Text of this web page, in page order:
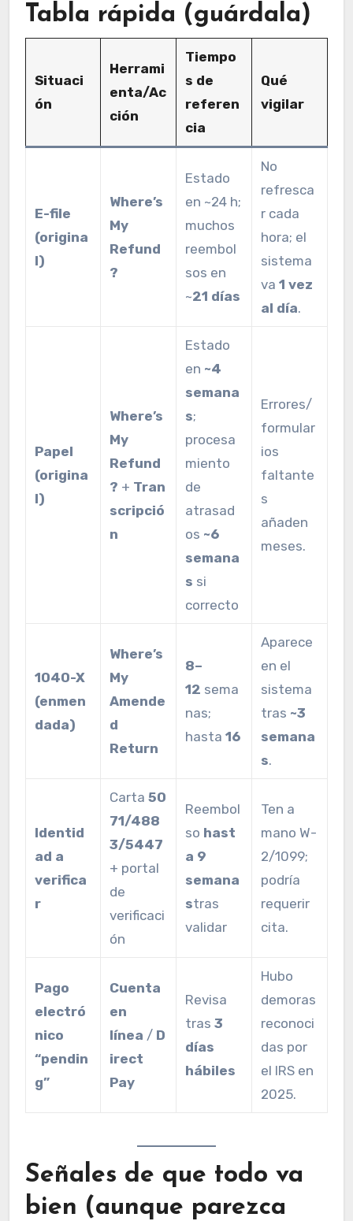
Tabla rápida (guárdala)
Situaci
ón
Herrami
enta/Ac
ción
Tiempo
s de
referen
cia
Qué
vigilar
E-file
(origina
l)
Where’s
My
Refund
?
Estado
en ~24 h;
muchos
reembol
sos en
~21 días
No
refresca
r cada
hora; el
sistema
va1 vez
al día.
Papel
(origina
l)
Where’s
My
Refund
? + Tran
scripció
n
Estado
en ~4
semana
s;
procesa
miento
de
atrasad
os ~6
semana
s si
correcto
Errores/
formular
ios
faltante
s
añaden
meses.
1040-X
(enmen
dada)
Where’s
My
Amende
d
Return
8–
12 sema
nas;
hasta16
Aparece
en el
sistema
tras ~3
semana
s.
Identid
ad a
verifica
r
Carta50
71/488
3/5447
+ portal
de
verificaci
ón
Reembol
so hast
a 9
semana
stras
validar
Ten a
mano W-
2/1099;
podría
requerir
cita.
Pago
electró
nico
“pendin
g”
Cuenta
en
línea / D
irect
Pay
Revisa
tras3
días
hábiles
Hubo
demoras
reconoci
das por
el IRS en
2025.
Señales de que todo va
bien (aunque parezca